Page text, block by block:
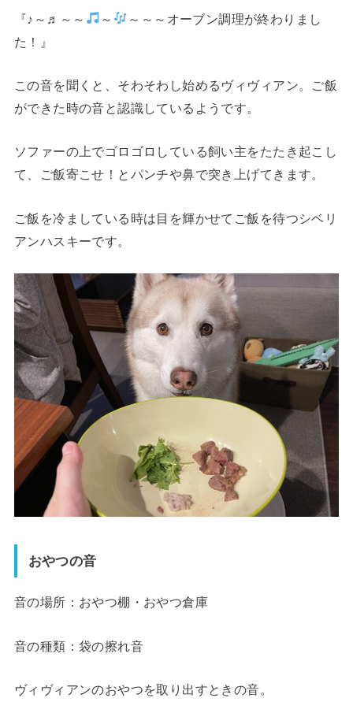
『♪～♬～～ ～
～～～オーブン調理が終わりまし
た！』
この音を聞くと、そわそわし始めるヴィヴィアン。ご飯
ができた時の音と認識しているようです。
ソファーの上でゴロゴロしている飼い主をたたき起こし
て、ご飯寄こせ！とパンチや鼻で突き上げてきます。
ご飯を冷ましている時は目を輝かせてご飯を待つシベリ
アンハスキーです。
おやつの音
音の場所：おやつ棚・おやつ倉庫
音の種類：袋の擦れ音
ヴィヴィアンのおやつを取り出すときの音。